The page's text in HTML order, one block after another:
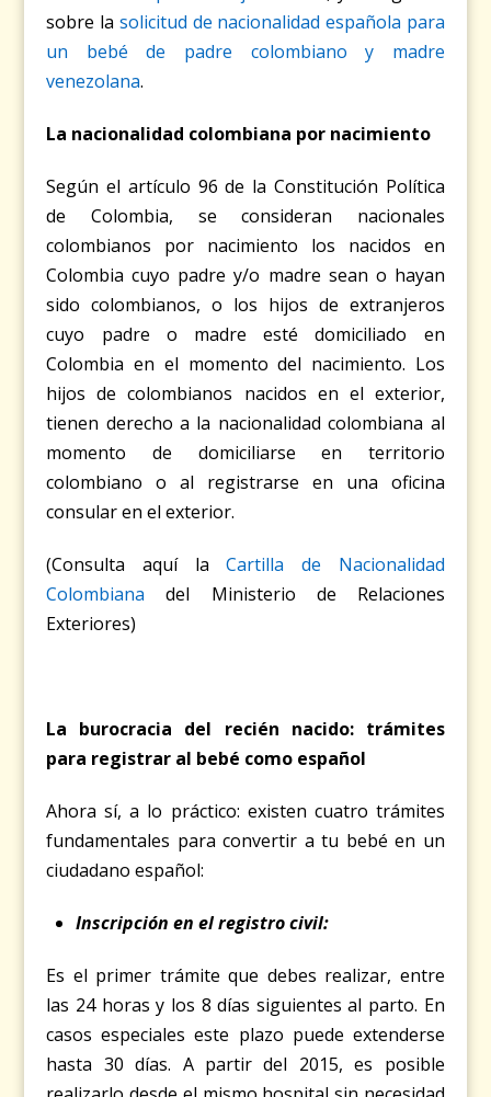
sobre la solicitud de nacionalidad española para
un bebé de padre colombiano y madre
venezolana.
La nacionalidad colombiana por nacimiento
Según el artículo 96 de la Constitución Política
de Colombia, se consideran nacionales
colombianos por nacimiento los nacidos en
Colombia cuyo padre y/o madre sean o hayan
sido colombianos, o los hijos de extranjeros
cuyo padre o madre esté domiciliado en
Colombia en el momento del nacimiento. Los
hijos de colombianos nacidos en el exterior,
tienen derecho a la nacionalidad colombiana al
momento de domiciliarse en territorio
colombiano o al registrarse en una oficina
consular en el exterior.
(Consulta aquí laCartilla de Nacionalidad
Colombiana del Ministerio de Relaciones
Exteriores)
La burocracia del recién nacido: trámites
para registrar al bebé como español
Ahora sí, a lo práctico: existen cuatro trámites
fundamentales para convertir a tu bebé en un
ciudadano español:
Inscripción en el registro civil:
Es el primer trámite que debes realizar, entre
las 24 horas y los 8 días siguientes al parto. En
casos especiales este plazo puede extenderse
hasta 30 días. A partir del 2015, es posible